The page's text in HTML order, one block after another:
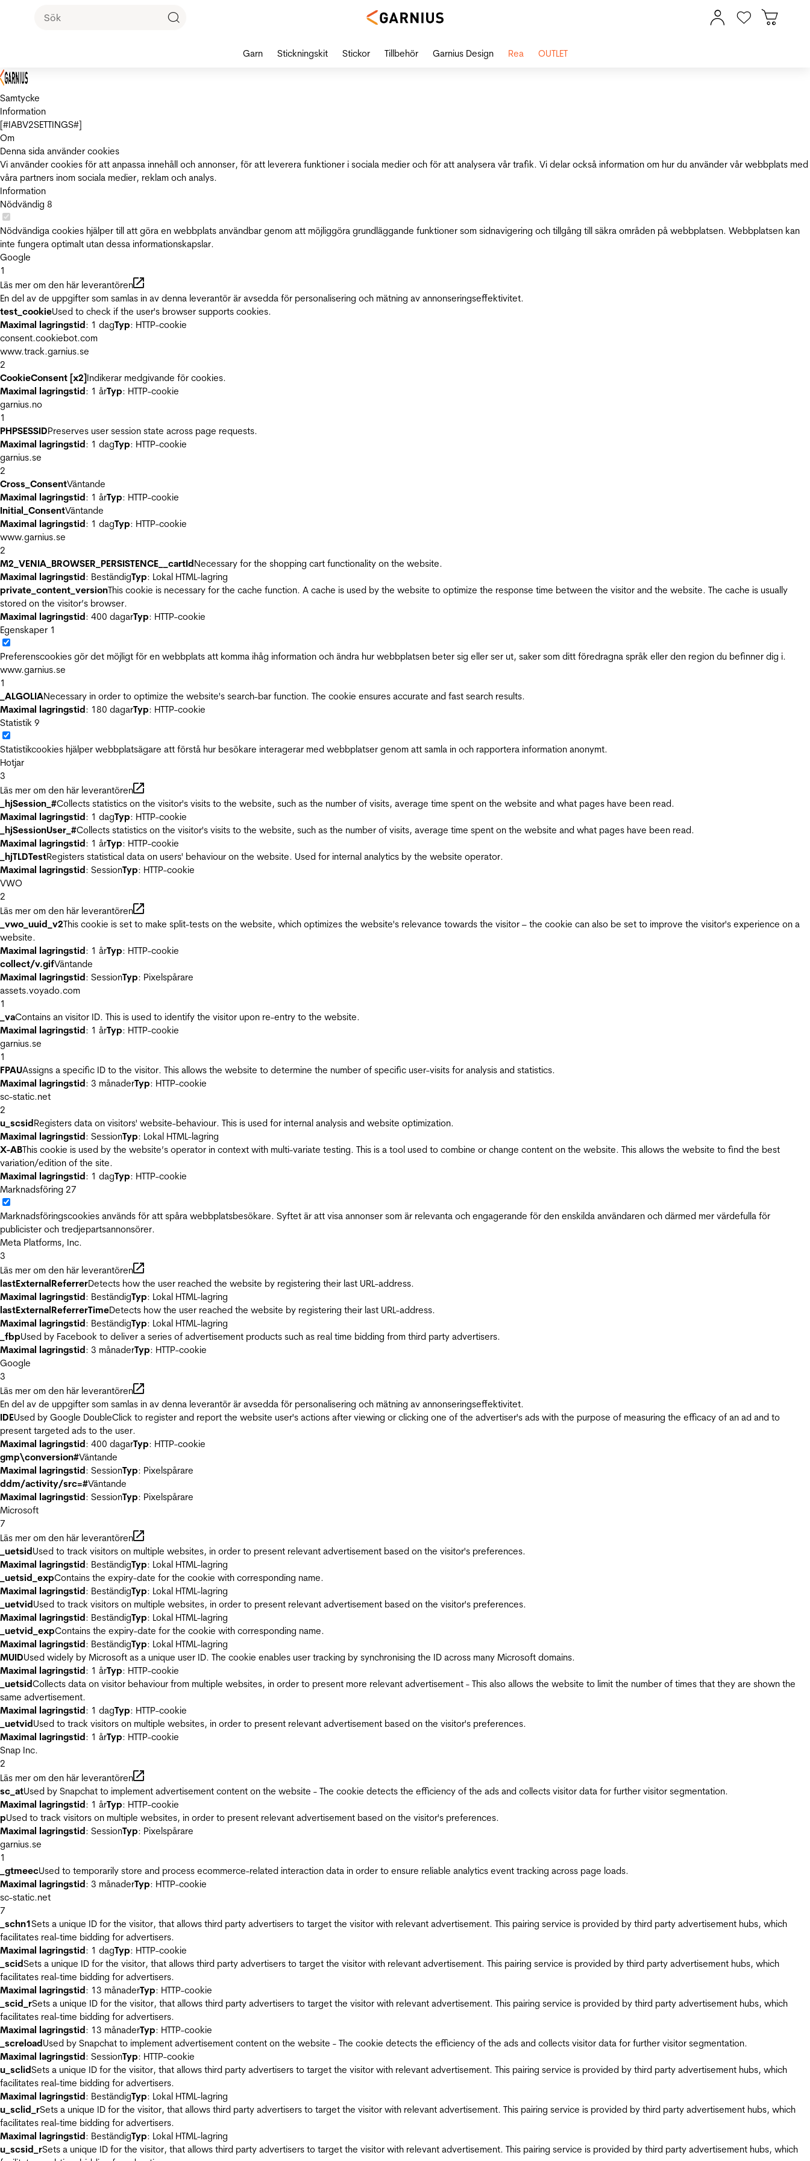
Samtycke
Information
[#IABV2SETTINGS#]
Om
Denna sida använder cookies
Vi använder cookies för att anpassa innehåll och annonser, för att leverera funktioner i sociala medier och för att analysera vår trafik. Vi delar också information om hur du använder vår webbplats med
våra partners inom sociala medier, reklam och analys.
Information
Nödvändig 8
Nödvändiga cookies hjälper till att göra en webbplats användbar genom att möjliggöra grundläggande funktioner som sidnavigering och tillgång till säkra områden på webbplatsen. Webbplatsen kan
inte fungera optimalt utan dessa informationskapslar.
Google
1
Läs mer om den här leverantören
En del av de uppgifter som samlas in av denna leverantör är avsedda för personalisering och mätning av annonseringseffektivitet.
test_cookieUsed to check if the user's browser supports cookies.
Maximal lagringstid: 1 dagTyp: HTTP-cookie
consent.cookiebot.com
www.track.garnius.se
2
CookieConsent [x2]Indikerar medgivande för cookies.
Maximal lagringstid: 1 årTyp: HTTP-cookie
garnius.no
1
PHPSESSIDPreserves user session state across page requests.
Maximal lagringstid: 1 dagTyp: HTTP-cookie
garnius.se
2
Cross_ConsentVäntande
Maximal lagringstid: 1 årTyp: HTTP-cookie
Initial_ConsentVäntande
Maximal lagringstid: 1 dagTyp: HTTP-cookie
www.garnius.se
2
M2_VENIA_BROWSER_PERSISTENCE__cartIdNecessary for the shopping cart functionality on the website.
Maximal lagringstid: BeständigTyp: Lokal HTML-lagring
private_content_versionThis cookie is necessary for the cache function. A cache is used by the website to optimize the response time between the visitor and the website. The cache is usually
stored on the visitor’s browser.
Maximal lagringstid: 400 dagarTyp: HTTP-cookie
Egenskaper 1
Preferenscookies gör det möjligt för en webbplats att komma ihåg information och ändra hur webbplatsen beter sig eller ser ut, saker som ditt föredragna språk eller den region du befinner dig i.
www.garnius.se
1
_ALGOLIANecessary in order to optimize the website's search-bar function. The cookie ensures accurate and fast search results.
Maximal lagringstid: 180 dagarTyp: HTTP-cookie
Statistik 9
Statistikcookies hjälper webbplatsägare att förstå hur besökare interagerar med webbplatser genom att samla in och rapportera information anonymt.
Hotjar
3
Läs mer om den här leverantören
_hjSession_#Collects statistics on the visitor's visits to the website, such as the number of visits, average time spent on the website and what pages have been read.
Maximal lagringstid: 1 dagTyp: HTTP-cookie
_hjSessionUser_#Collects statistics on the visitor's visits to the website, such as the number of visits, average time spent on the website and what pages have been read.
Maximal lagringstid: 1 årTyp: HTTP-cookie
_hjTLDTestRegisters statistical data on users' behaviour on the website. Used for internal analytics by the website operator.
Maximal lagringstid: SessionTyp: HTTP-cookie
VWO
2
Läs mer om den här leverantören
_vwo_uuid_v2This cookie is set to make split-tests on the website, which optimizes the website's relevance towards the visitor – the cookie can also be set to improve the visitor's experience on a
website.
Maximal lagringstid: 1 årTyp: HTTP-cookie
collect/v.gifVäntande
Maximal lagringstid: SessionTyp: Pixelspårare
assets.voyado.com
1
_vaContains an visitor ID. This is used to identify the visitor upon re-entry to the website.
Maximal lagringstid: 1 årTyp: HTTP-cookie
garnius.se
1
FPAUAssigns a specific ID to the visitor. This allows the website to determine the number of specific user-visits for analysis and statistics.
Maximal lagringstid: 3 månaderTyp: HTTP-cookie
sc-static.net
2
u_scsidRegisters data on visitors' website-behaviour. This is used for internal analysis and website optimization.
Maximal lagringstid: SessionTyp: Lokal HTML-lagring
X-ABThis cookie is used by the website’s operator in context with multi-variate testing. This is a tool used to combine or change content on the website. This allows the website to find the best
variation/edition of the site.
Maximal lagringstid: 1 dagTyp: HTTP-cookie
Marknadsföring 27
Marknadsföringscookies används för att spåra webbplatsbesökare. Syftet är att visa annonser som är relevanta och engagerande för den enskilda användaren och därmed mer värdefulla för
publicister och tredjepartsannonsörer.
Meta Platforms, Inc.
3
Läs mer om den här leverantören
lastExternalReferrerDetects how the user reached the website by registering their last URL-address.
Maximal lagringstid: BeständigTyp: Lokal HTML-lagring
lastExternalReferrerTimeDetects how the user reached the website by registering their last URL-address.
Maximal lagringstid: BeständigTyp: Lokal HTML-lagring
_fbpUsed by Facebook to deliver a series of advertisement products such as real time bidding from third party advertisers.
Maximal lagringstid: 3 månaderTyp: HTTP-cookie
Google
3
Läs mer om den här leverantören
En del av de uppgifter som samlas in av denna leverantör är avsedda för personalisering och mätning av annonseringseffektivitet.
IDEUsed by Google DoubleClick to register and report the website user's actions after viewing or clicking one of the advertiser's ads with the purpose of measuring the efficacy of an ad and to
present targeted ads to the user.
Maximal lagringstid: 400 dagarTyp: HTTP-cookie
gmp\conversion#Väntande
Maximal lagringstid: SessionTyp: Pixelspårare
ddm/activity/src=#Väntande
Maximal lagringstid: SessionTyp: Pixelspårare
Microsoft
7
Läs mer om den här leverantören
_uetsidUsed to track visitors on multiple websites, in order to present relevant advertisement based on the visitor's preferences.
Maximal lagringstid: BeständigTyp: Lokal HTML-lagring
_uetsid_expContains the expiry-date for the cookie with corresponding name.
Maximal lagringstid: BeständigTyp: Lokal HTML-lagring
_uetvidUsed to track visitors on multiple websites, in order to present relevant advertisement based on the visitor's preferences.
Maximal lagringstid: BeständigTyp: Lokal HTML-lagring
_uetvid_expContains the expiry-date for the cookie with corresponding name.
Maximal lagringstid: BeständigTyp: Lokal HTML-lagring
MUIDUsed widely by Microsoft as a unique user ID. The cookie enables user tracking by synchronising the ID across many Microsoft domains.
Maximal lagringstid: 1 årTyp: HTTP-cookie
_uetsidCollects data on visitor behaviour from multiple websites, in order to present more relevant advertisement - This also allows the website to limit the number of times that they are shown the
same advertisement.
Maximal lagringstid: 1 dagTyp: HTTP-cookie
_uetvidUsed to track visitors on multiple websites, in order to present relevant advertisement based on the visitor's preferences.
Maximal lagringstid: 1 årTyp: HTTP-cookie
Snap Inc.
2
Läs mer om den här leverantören
sc_atUsed by Snapchat to implement advertisement content on the website - The cookie detects the efficiency of the ads and collects visitor data for further visitor segmentation.
Maximal lagringstid: 1 årTyp: HTTP-cookie
pUsed to track visitors on multiple websites, in order to present relevant advertisement based on the visitor's preferences.
Maximal lagringstid: SessionTyp: Pixelspårare
garnius.se
1
_gtmeecUsed to temporarily store and process ecommerce-related interaction data in order to ensure reliable analytics event tracking across page loads.
Maximal lagringstid: 3 månaderTyp: HTTP-cookie
sc-static.net
7
_schn1Sets a unique ID for the visitor, that allows third party advertisers to target the visitor with relevant advertisement. This pairing service is provided by third party advertisement hubs, which
facilitates real-time bidding for advertisers.
Maximal lagringstid: 1 dagTyp: HTTP-cookie
_scidSets a unique ID for the visitor, that allows third party advertisers to target the visitor with relevant advertisement. This pairing service is provided by third party advertisement hubs, which
facilitates real-time bidding for advertisers.
Maximal lagringstid: 13 månaderTyp: HTTP-cookie
_scid_rSets a unique ID for the visitor, that allows third party advertisers to target the visitor with relevant advertisement. This pairing service is provided by third party advertisement hubs, which
facilitates real-time bidding for advertisers.
Maximal lagringstid: 13 månaderTyp: HTTP-cookie
_screloadUsed by Snapchat to implement advertisement content on the website - The cookie detects the efficiency of the ads and collects visitor data for further visitor segmentation.
Maximal lagringstid: SessionTyp: HTTP-cookie
u_sclidSets a unique ID for the visitor, that allows third party advertisers to target the visitor with relevant advertisement. This pairing service is provided by third party advertisement hubs, which
facilitates real-time bidding for advertisers.
Maximal lagringstid: BeständigTyp: Lokal HTML-lagring
u_sclid_rSets a unique ID for the visitor, that allows third party advertisers to target the visitor with relevant advertisement. This pairing service is provided by third party advertisement hubs, which
facilitates real-time bidding for advertisers.
Maximal lagringstid: BeständigTyp: Lokal HTML-lagring
u_scsid_rSets a unique ID for the visitor, that allows third party advertisers to target the visitor with relevant advertisement. This pairing service is provided by third party advertisement hubs, which
Garn Stickningskit Stickor Tillbehör Garnius Design Rea OUTLET